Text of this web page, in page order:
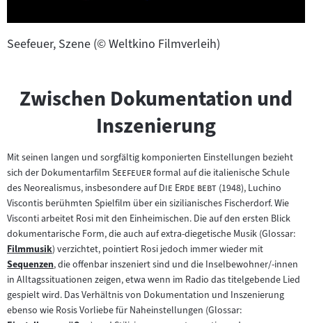
Seefeuer, Szene (© Weltkino Filmverleih)
Zwischen Dokumentation und
Inszenierung
Mit seinen langen und sorgfältig komponierten Einstellungen bezieht
sich der Dokumentarfilm "
Seefeuer"formal auf die italienische Schule
des Neorealismus, insbesondere auf"Die Erde bebt"(1948), Luchino
Viscontis berühmten Spielfilm über ein sizilianisches Fischerdorf. Wie
Visconti arbeitet Rosi mit den Einheimischen. Die auf den ersten Blick
dokumentarische Form, die auch auf extra-diegetische Musik (Glossar:
Zum
Inhalt:
Filmmusik) verzichtet, pointiert Rosi jedoch immer wieder mit
Zum
Inhalt:
Sequenzen, die offenbar inszeniert sind und die Inselbewohner/-innen
in Alltagssituationen zeigen, etwa wenn im Radio das titelgebende Lied
gespielt wird. Das Verhältnis von Dokumentation und Inszenierung
ebenso wie Rosis Vorliebe für Naheinstellungen (Glossar: